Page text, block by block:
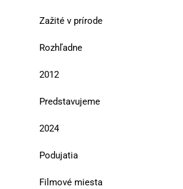
Kde sa krajina dotýka legendy
Zažité v prírode
Rozhľadne
2012
Predstavujeme
2024
Podujatia
Filmové miesta